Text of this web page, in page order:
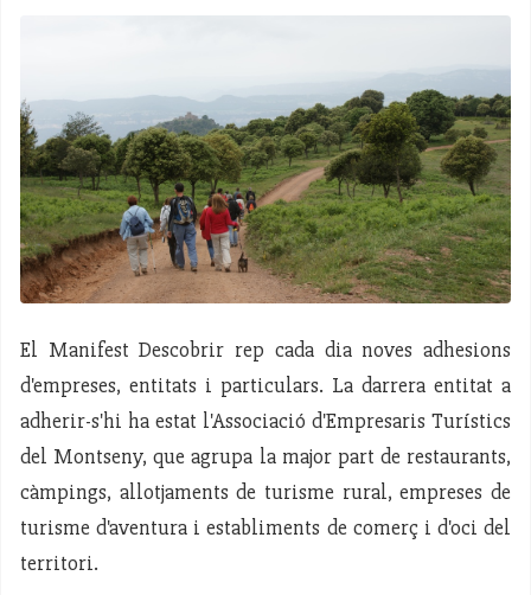
El Manifest Descobrir rep cada dia noves adhesions
d'empreses, entitats i particulars. La darrera entitat a
adherir-s'hi ha estat l'Associació d'Empresaris Turístics
del Montseny, que agrupa la major part de restaurants,
càmpings, allotjaments de turisme rural, empreses de
turisme d'aventura i establiments de comerç i d'oci del
territori.